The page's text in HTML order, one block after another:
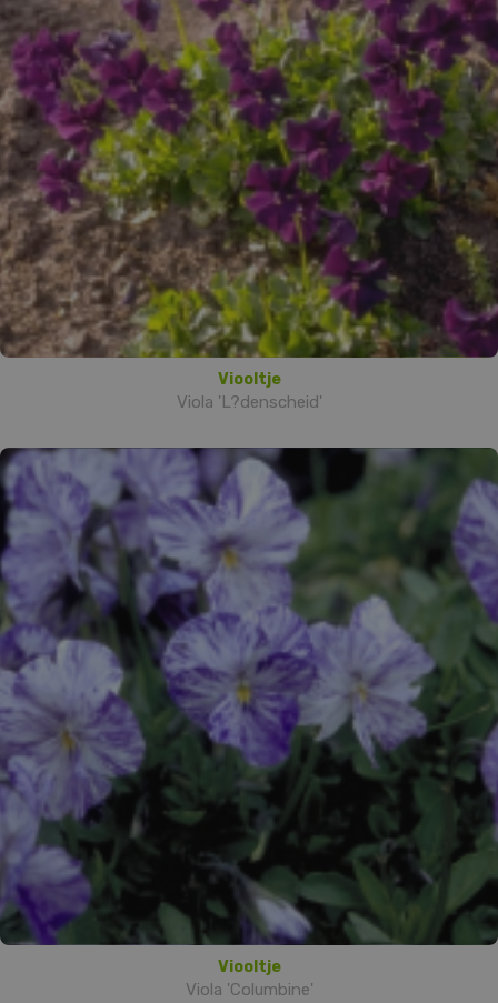
Viooltje
Viola 'L?denscheid'
Viooltje
Viola 'Columbine'